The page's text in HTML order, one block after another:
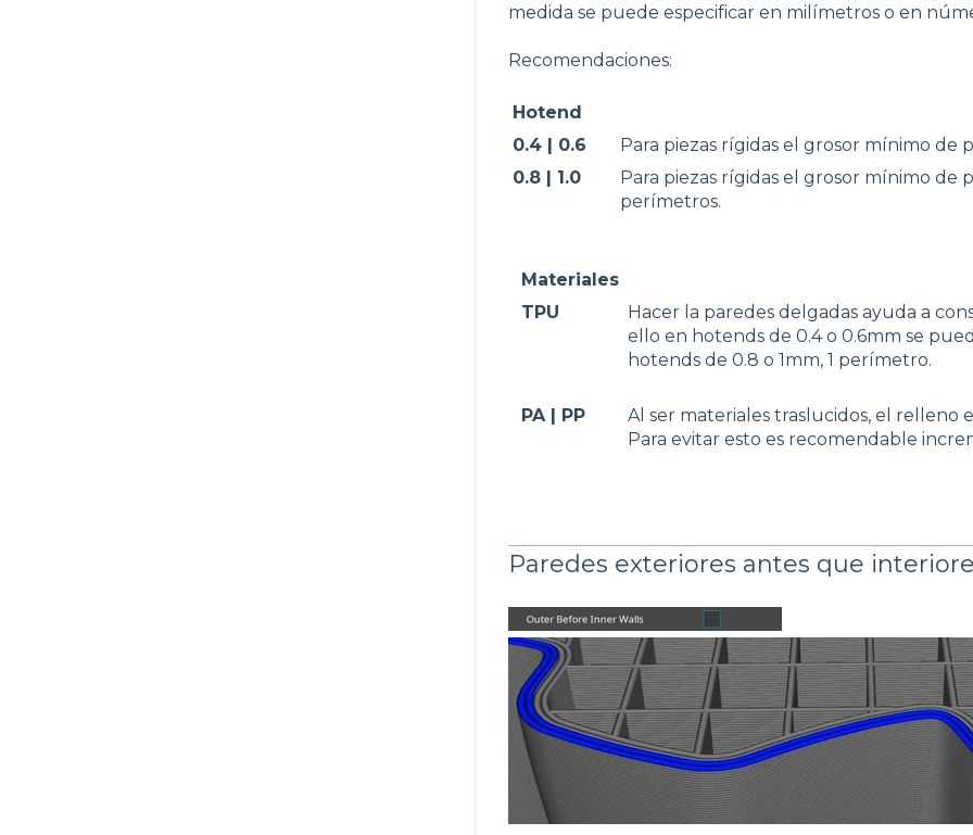
medida se puede especificar en milímetros o en
Recomendaciones:
Hotend
0.4 | 0.6
Para piezas rígidas el grosor mínimo de
0.8 | 1.0
Para piezas rígidas el grosor mínimo de
perímetros.
Materiales
TPU
Hacer la paredes delgadas ayuda a
ello en hotends de 0.4 o 0.6mm se
hotends de 0.8 o 1mm, 1 perímetro.
PA | PP
Al ser materiales traslucidos, el relleno
Para evitar esto es recomendable
Paredes exteriores antes que